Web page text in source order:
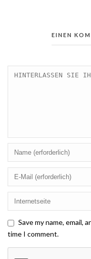
EINEN
Save my name, email,
time I comment.